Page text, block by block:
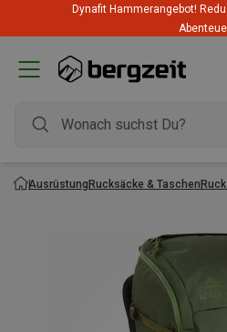
Dynafit Hammerangebot!
AusrüstungRucksäcke & Taschen